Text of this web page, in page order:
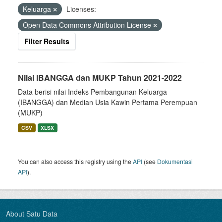
Keluarga
Licenses:
Open Data Commons Attribution License
Filter Results
Nilai IBANGGA dan MUKP Tahun 2021-2022
Data berisi nilai Indeks Pembangunan Keluarga
(IBANGGA) dan Median Usia Kawin Pertama Perempuan
(MUKP)
CSV XLSX
You can also access this registry using theAPI (see Dokumentasi
API).
About Satu Data